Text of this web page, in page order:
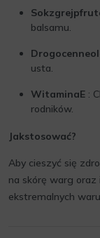
balsamu.
usta.
WitaminaE :
rodników.
Jakstosować?
Aby cieszyć się
na skórę warg
ekstremalnych